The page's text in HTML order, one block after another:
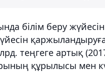
білім беру
теңгеге артық
құрылысы мен